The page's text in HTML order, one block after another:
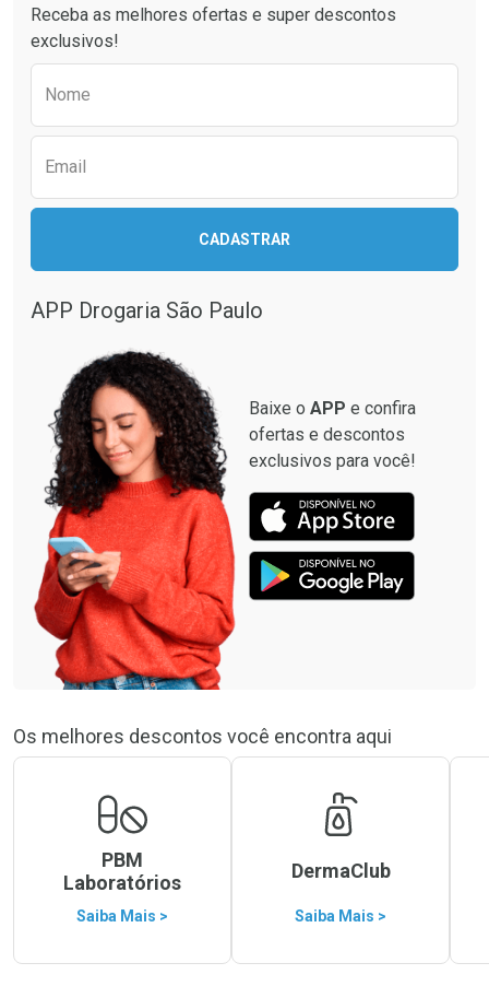
Comprar sem Desconto
Por R$ 664,02/cada
Comprar sem Desconto
Ativar Desconto
Comprar sem Desconto
Receba as melhores ofertas e super descontos
exclusivos!
Nome
Email
CADASTRAR
APP Drogaria São Paulo
Baixe o APP e confira
ofertas e descontos
exclusivos para você!
Os melhores descontos você encontra aqui
PBM
Laboratórios
Saiba Mais >
DermaClub
Saiba Mais >